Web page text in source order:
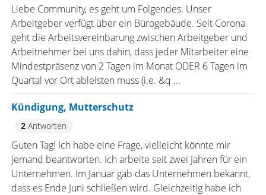
Liebe Community, es geht um Folgendes. Unser
Arbeitgeber verfügt über ein Bürogebäude. Seit Corona
geht die Arbeitsvereinbarung zwischen Arbeitgeber und
Arbeitnehmer bei uns dahin, dass jeder Mitarbeiter eine
Mindestpräsenz von 2 Tagen im Monat ODER 6 Tagen im
Quartal vor Ort ableisten muss (i.e. &q ...
Kündigung, Mutterschutz
2Antworten
Guten Tag! Ich habe eine Frage, vielleicht könnte mir
jemand beantworten. Ich arbeite seit zwei Jahren für ein
Unternehmen. Im Januar gab das Unternehmen bekannt,
dass es Ende Juni schließen wird. Gleichzeitig habe ich